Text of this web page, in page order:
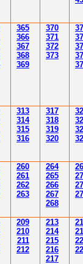
365
366
367
368
369
370
371
372
373
37
37
37
313
314
315
316
317
318
319
320
3
3
3
3
260
261
262
263
264
265
266
267
268
26
2
2
2
209
210
211
212
213
214
215
216
217